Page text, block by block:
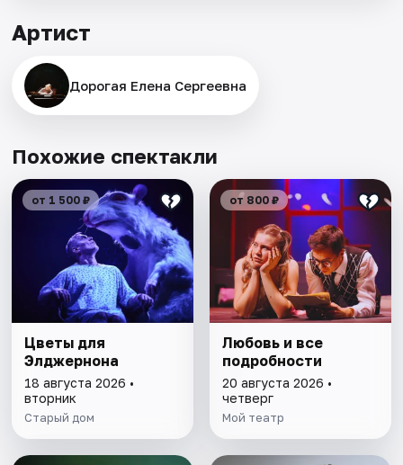
Артист
Дорогая Елена Сергеевна
Похожие спектакли
от 1 500 ₽
Цветы для
Элджернона
18 августа 2026 •
вторник
Старый дом
от 800 ₽
Любовь и все
подробности
20 августа 2026 •
четверг
Мой театр